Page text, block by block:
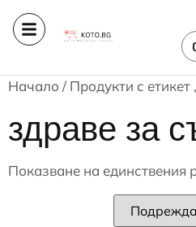
Начало / Продукти с етикет
здраве за
Показване на единствения